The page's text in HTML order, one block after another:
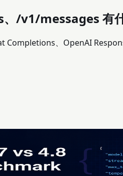
messages 有什
Completions、OpenAI